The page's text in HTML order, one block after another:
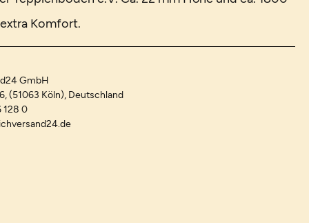
Komfort.
GmbH
(51063 Köln), Deutschland
128 0